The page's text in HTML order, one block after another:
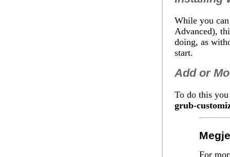
While you
Advanced),
doing, as
start.
Add or
To do this
grub-
For